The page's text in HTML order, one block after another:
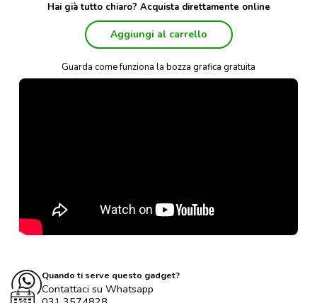
Hai già tutto chiaro? Acquista direttamente online
Aggiungi al carrello
Guarda come funziona la bozza grafica gratuita
Quando ti serve questo gadget?
Contattaci su Whatsapp